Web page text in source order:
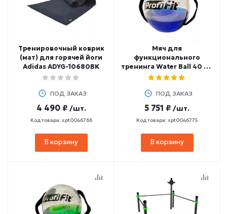
Тренировочный коврик
(мат) для горячей йоги
Adidas ADYG-10680BK
ПОД ЗАКАЗ
4 490 ₽ /шт.
Код товара: spt0046766
В корзину
Мяч для
функционального
тренинга Water Ball 40 см
PROFI-FIT
ПОД ЗАКАЗ
5 751 ₽ /шт.
Код товара: spt0046775
В корзину